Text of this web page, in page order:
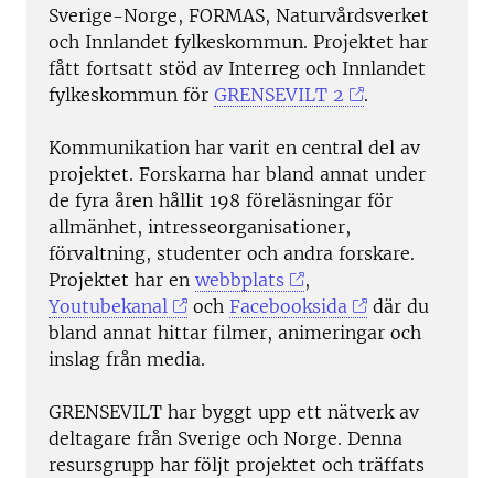
Sverige-Norge, FORMAS, Naturvårdsverket
och Innlandet fylkeskommun. Projektet har
fått fortsatt stöd av Interreg och Innlandet
fylkeskommun för GRENSEVILT 2 .
Kommunikation har varit en central del av
projektet. Forskarna har bland annat under
de fyra åren hållit 198 föreläsningar för
allmänhet, intresseorganisationer,
förvaltning, studenter och andra forskare.
Projektet har en webbplats
,
Youtubekanal
ochFacebooksida
där du
bland annat hittar filmer, animeringar och
inslag från media.
GRENSEVILT har byggt upp ett nätverk av
deltagare från Sverige och Norge. Denna
resursgrupp har följt projektet och träffats